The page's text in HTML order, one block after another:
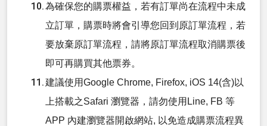
為確保您的購票權益，若有訂單尚在流程中未成
立訂單，購票時將會引導您回到原訂單流程，若
要放棄原訂單流程，請將原訂單流程取消購票後
即可再購買其他票券。
建議使用Google Chrome, Firefox, iOS 14(含)以
上搭載之Safari 瀏覽器，請勿使用Line, FB 等
APP 內建瀏覽器開啟網站, 以免造成購票流程異